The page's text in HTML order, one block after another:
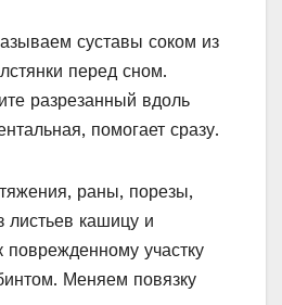
суставы соком из
перед сном.
разрезанный вдоль
помогает сразу.
раны, порезы,
кашицу и
участку
Меняем повязку